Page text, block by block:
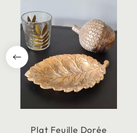
Plat Feuille Dorée